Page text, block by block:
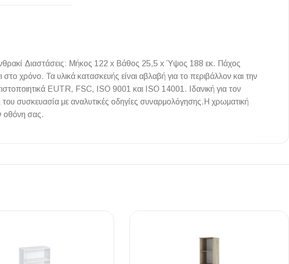
Διαστάσεις: Μήκος 122 x Βάθος 25,5 x Ύψος 188 εκ. Πάχος
χρόνο. Τα υλικά κατασκευής είναι αβλαβή για το περιβάλλον και την
EUTR, FSC, ISO 9001 και ISO 14001. Ιδανική για τον
συσκευασία με αναλυτικές οδηγίες συναρμολόγησης.Η χρωματική
οθόνη σας.